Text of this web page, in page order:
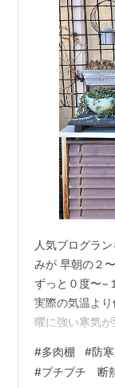
人気ブログラ
みが 早朝の２
ずっと０度〜−
実際の気温よ
曜に強い寒気
多肉を１ヶ所
紅稚児、 ブロ
#多肉棚 #防
#プチプチ 断